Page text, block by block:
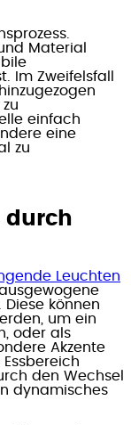
Material
Im Zweifelsfall
einfach
eine
zu
durch
Leuchten
Diese können
um ein
oder als
Akzente
den Wechsel
dynamisches